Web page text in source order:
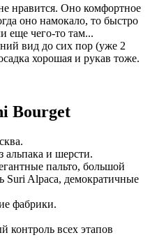
нравится. Оно комфортное
оно намокало, то быстро
еще чего-то там...
вид до сих пор (уже 2
хорошая и рукав тоже.
Bourget
альпака и шерсти.
пальто, большой
Suri Alpaca, демократичные
фабрики.
контроль всех этапов